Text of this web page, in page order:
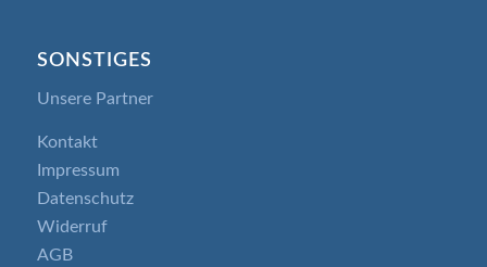
SONSTIGES
Unsere Partner
Kontakt
Impressum
Datenschutz
Widerruf
AGB